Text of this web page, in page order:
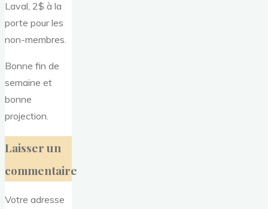
Laval, 2$ à la
porte pour les
non-membres.
Bonne fin de
semaine et
bonne
projection.
Laisser un
commentaire
Votre adresse